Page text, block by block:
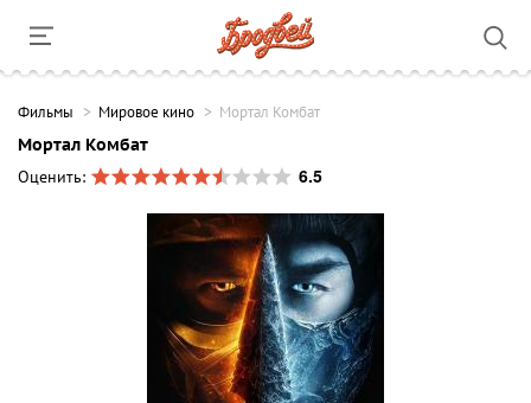
Фильмы Мировое кино Мортал Комбат
Мортал Комбат
Оценить:
6.5